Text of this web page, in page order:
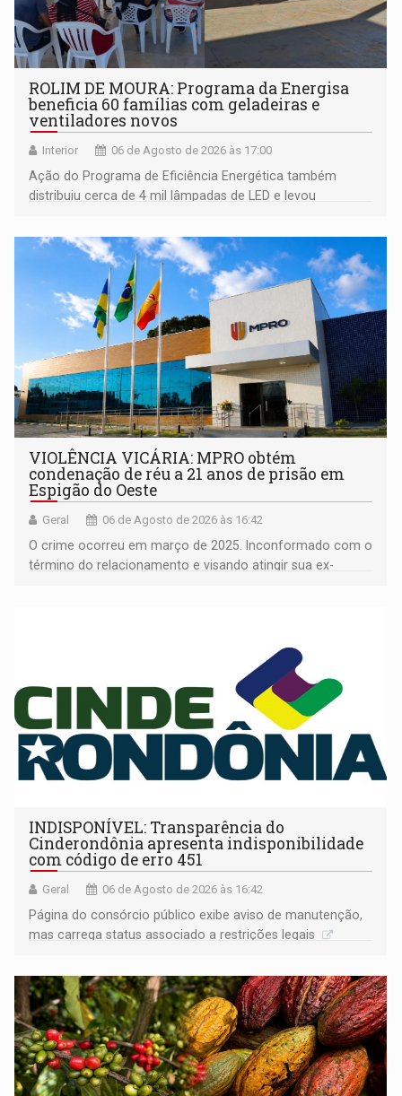
ROLIM DE MOURA: Programa da Energisa
beneficia 60 famílias com geladeiras e
ventiladores novos
Interior 06 de Agosto de 2026 às 17:00
Ação do Programa de Eficiência Energética também
distribuiu cerca de 4 mil lâmpadas de LED e levou
comunidade
VIOLÊNCIA VICÁRIA: MPRO obtém
condenação de réu a 21 anos de prisão em
Espigão do Oeste
Geral 06 de Agosto de 2026 às 16:42
O crime ocorreu em março de 2025. Inconformado com o
término do relacionamento e visando atingir sua ex-
INDISPONÍVEL: Transparência do
Cinderondônia apresenta indisponibilidade
com código de erro 451
Geral 06 de Agosto de 2026 às 16:42
Página do consórcio público exibe aviso de manutenção,
mas carrega status associado a restrições legais